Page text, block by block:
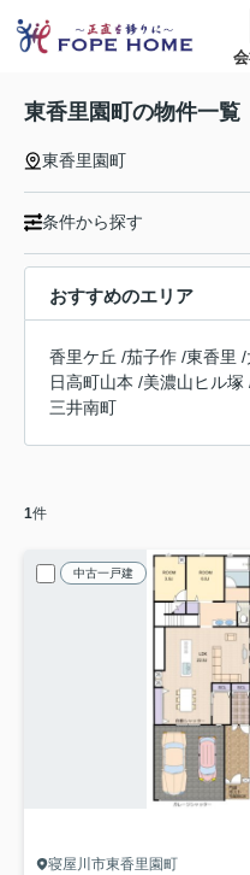
東香里園町の物件一覧
東香里園町
条件から探す
おすすめのエリア
香里ケ丘 /茄子作 /東香里 /
日高町山本 /美濃山ヒル塚
三井南町
1件
中古一戸建
寝屋川市東香里園町